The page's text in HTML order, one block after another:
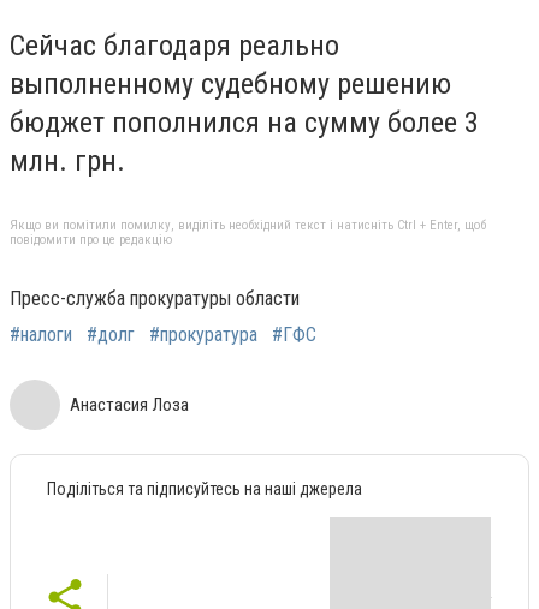
Сейчас благодаря реально
выполненному судебному решению
бюджет пополнился на сумму более 3
млн. грн.
Якщо ви помітили помилку, виділіть необхідний текст і натисніть Ctrl + Enter, щоб
повідомити про це редакцію
Пресс-служба прокуратуры области
#налоги
#долг #прокуратура #ГФС
Анастасия Лоза
Поділіться та підписуйтесь на наші джерела